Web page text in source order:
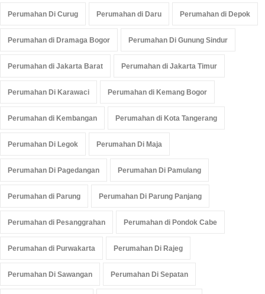
Perumahan Di Curug Perumahan di Daru Perumahan di Depok
Perumahan di Dramaga Bogor Perumahan Di Gunung Sindur
Perumahan di Jakarta Barat Perumahan di Jakarta Timur
Perumahan Di Karawaci Perumahan di Kemang Bogor
Perumahan di Kembangan Perumahan di Kota Tangerang
Perumahan Di Legok Perumahan Di Maja
Perumahan Di Pagedangan Perumahan Di Pamulang
Perumahan di Parung Perumahan Di Parung Panjang
Perumahan di Pesanggrahan Perumahan di Pondok Cabe
Perumahan di Purwakarta Perumahan Di Rajeg
Perumahan Di Sawangan Perumahan Di Sepatan